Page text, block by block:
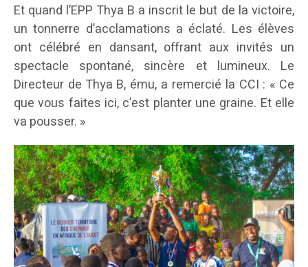
Et quand l’EPP Thya B a inscrit le but de la victoire,
un tonnerre d’acclamations a éclaté. Les élèves
ont célébré en dansant, offrant aux invités un
spectacle spontané, sincère et lumineux. Le
Directeur de Thya B, ému, a remercié la CCI : « Ce
que vous faites ici, c’est planter une graine. Et elle
va pousser. »